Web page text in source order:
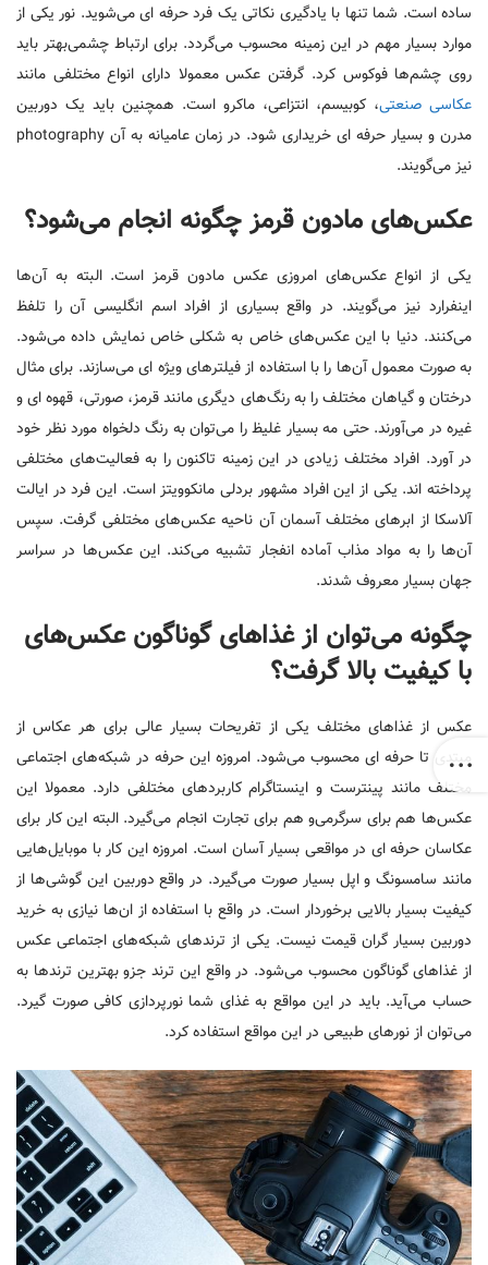
ساده است. شما تنها با یادگیری نکاتی یک فرد حرفه ای می‌شوید. نور یکی از
موارد بسیار مهم در این زمینه محسوب می‌گردد. برای ارتباط چشمی‌بهتر باید
روی چشم‌ها فوکوس کرد. گرفتن عکس معمولا دارای انواع مختلفی مانند
عکاسی صنعتی، کوبیسم، انتزاعی، ماکرو است. همچنین باید یک دوربین
مدرن و بسیار حرفه ای خریداری شود. در زمان عامیانه به آن photography
نیز می‌گویند.
عکس‌های مادون قرمز چگونه انجام می‌شود؟
یکی از انواع عکس‌های امروزی عکس مادون قرمز است. البته به آن‌ها
اینفرارد نیز می‌گویند. در واقع بسیاری از افراد اسم انگلیسی آن را تلفظ
می‌کنند. دنیا با این عکس‌های خاص به شکلی خاص نمایش داده می‌شود.
به صورت معمول آن‌ها را با استفاده از فیلتر‌های ویژه ای می‌سازند. برای مثال
درختان و گیاهان مختلف را به رنگ‌های دیگری مانند قرمز، صورتی، قهوه ای و
غیره در می‌آورند. حتی مه بسیار غلیظ را می‌توان به رنگ دلخواه مورد نظر خود
در آورد. افراد مختلف زیادی در این زمینه تاکنون را به فعالیت‌های مختلفی
پرداخته اند. یکی از این افراد مشهور بردلی مانکوویتز است. این فرد در ایالت
آلاسکا از ابرهای مختلف آسمان آن ناحیه عکس‌های مختلفی گرفت. سپس
آن‌ها را به مواد مذاب آماده انفجار تشبیه می‌کند. این عکس‌ها در سراسر
جهان بسیار معروف شدند.
چگونه می‌توان از غذاهای گوناگون عکس‌های
با کیفیت بالا گرفت؟
عکس از غذاهای مختلف یکی از تفریحات بسیار عالی برای هر عکاس از
مبتدی تا حرفه ای محسوب می‌شود. امروزه این حرفه در شبکه‌های اجتماعی
مختلف مانند پینترست و اینستاگرام کاربردهای مختلفی دارد. معمولا این
عکس‌ها هم برای سرگرمی‌و هم برای تجارت انجام می‌گیرد. البته این کار برای
عکاسان حرفه ای در مواقعی بسیار آسان است. امروزه این کار با موبایل‌هایی
مانند سامسونگ و اپل بسیار صورت می‌گیرد. در واقع دوربین این گوشی‌ها از
کیفیت بسیار بالایی برخوردار است. در واقع با استفاده از ان‌ها نیازی به خرید
دوربین بسیار گران قیمت نیست. یکی از ترند‌های شبکه‌های اجتماعی عکس
از غذاهای گوناگون محسوب می‌شود. در واقع این ترند جزو بهترین ترند‌ها به
حساب می‌آید. باید در این مواقع به غذای شما نورپردازی کافی صورت گیرد.
می‌توان از نور‌های طبیعی در این مواقع استفاده کرد.